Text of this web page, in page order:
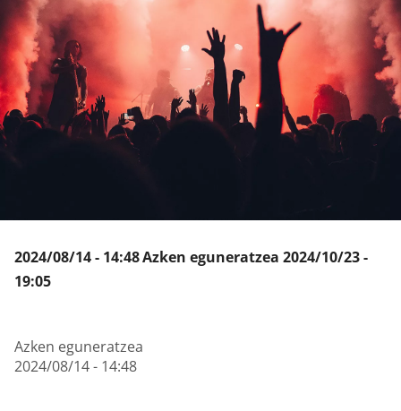
Klisk
2024/08/14 - 14:48Azken eguneratzea 2024/10/23 -
19:05
Azken eguneratzea
2024/08/14 - 14:48